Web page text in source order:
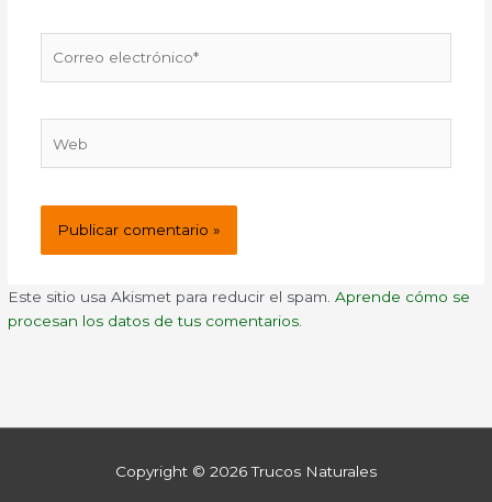
electrónico*
Este sitio usa Akismet para reducir el spam.Aprende cómo se
procesan los datos de tus comentarios.
Copyright © 2026Trucos Naturales